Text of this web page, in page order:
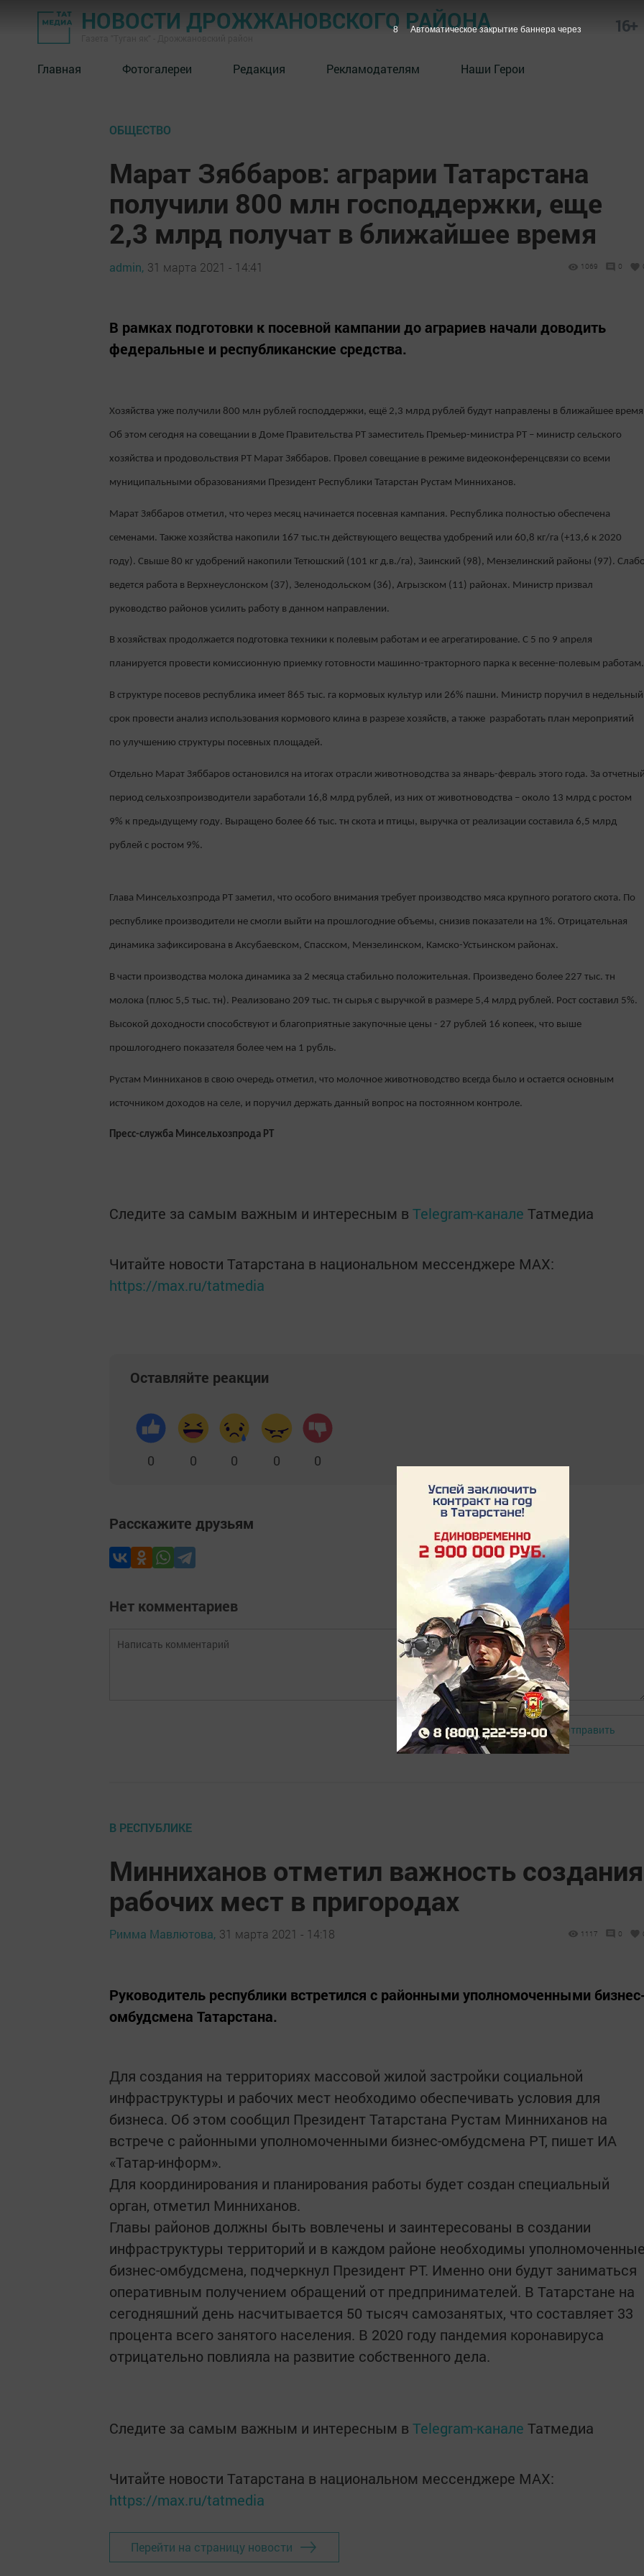
НОВОСТИ ДРОЖЖАНОВСКОГО РАЙОНА 16+
Главная Фотогалереи Редакция Рекламодателям Наши Герои
ОБЩЕСТВО
Марат Зяббаров: аграрии Татарстана
получили 800 млн господдержки, еще
2,3 млрд получат в ближайшее время
admin, 31 марта 2021 - 14:41 1069 0
В рамках подготовки к посевной кампании до аграриев начали доводить
федеральные и республиканские средства.
Хозяйства уже получили 800 млн рублей господдержки, ещё 2,3 млрд рублей будут направлены в ближайшее
Об этом сегодня на совещании в Доме Правительства РТ заместитель Премьер-министра РТ – министр сельского
хозяйства и продовольствия РТ Марат Зяббаров. Провел совещание в режиме видеоконференцсвязи со всеми
муниципальными образованиями Президент Республики Татарстан Рустам Минниханов.
Марат Зяббаров отметил, что через месяц начинается посевная кампания. Республика полностью обеспечена
семенами. Также хозяйства накопили 167 тыс.тн действующего вещества удобрений или 60,8 кг/га (+13,6 к 2020
году). Свыше 80 кг удобрений накопили Тетюшский (101 кг д.в./га), Заинский (98), Мензелинский районы (97).
ведется работа в Верхнеуслонском (37), Зеленодольском (36), Агрызском (11) районах. Министр призвал
руководство районов усилить работу в данном направлении.
В хозяйствах продолжается подготовка техники к полевым работам и ее агрегатирование. С 5 по 9 апреля
планируется провести комиссионную приемку готовности машинно-тракторного парка к весенне-полевым работам.
В структуре посевов республика имеет 865 тыс. га кормовых культур или 26% пашни. Министр поручил в недельный
срок провести анализ использования кормового клина в разрезе хозяйств, а также разработать план мероприятий
по улучшению структуры посевных площадей.
Отдельно Марат Зяббаров остановился на итогах отрасли животноводства за январь-февраль этого года. За
период сельхозпроизводители заработали 16,8 млрд рублей, из них от животноводства – около 13 млрд с ростом
9% к предыдущему году. Выращено более 66 тыс. тн скота и птицы, выручка от реализации составила 6,5 млрд
рублей с ростом 9%.
Глава Минсельхозпрода РТ заметил, что особого внимания требует производство мяса крупного рогатого скота. По
республике производители не смогли выйти на прошлогодние объемы, снизив показатели на 1%. Отрицательная
динамика зафиксирована в Аксубаевском, Спасском, Мензелинском, Камско-Устьинском районах.
В части производства молока динамика за 2 месяца стабильно положительная. Произведено более 227 тыс. тн
молока (плюс 5,5 тыс. тн). Реализовано 209 тыс. тн сырья с выручкой в размере 5,4 млрд рублей. Рост составил 5%.
Высокой доходности способствуют и благоприятные закупочные цены - 27 рублей 16 копеек, что выше
прошлогоднего показателя более чем на 1 рубль.
Рустам Минниханов в свою очередь отметил, что молочное животноводство всегда было и остается основным
источником доходов на селе, и поручил держать данный вопрос на постоянном контроле.
Пресс-служба Минсельхозпрода РТ
Следите за самым важным и интересным в Telegram-канале Татмедиа
Читайте новости Татарстана в национальном мессенджере MАХ:
https://max.ru/tatmedia
Оставляйте реакции
0 0 0 0 0
Расскажите друзьям
Нет комментариев
Авторизоваться Отправить
В РЕСПУБЛИКЕ
Минниханов отметил важность создания
рабочих мест в пригородах
Римма Мавлютова, 31 марта 2021 - 14:18 1117 0
Руководитель республики встретился с районными уполномоченными
омбудсмена Татарстана.
Для создания на территориях массовой жилой застройки социальной
инфраструктуры и рабочих мест необходимо обеспечивать условия для
бизнеса. Об этом сообщил Президент Татарстана Рустам Минниханов на
встрече с районными уполномоченными бизнес-омбудсмена РТ, пишет ИА
«Татар-информ».
Для координирования и планирования работы будет создан специальный
орган, отметил Минниханов.
Главы районов должны быть вовлечены и заинтересованы в создании
инфраструктуры территорий и в каждом районе необходимы
бизнес-омбудсмена, подчеркнул Президент РТ. Именно они будут заниматься
оперативным получением обращений от предпринимателей. В Татарстане на
сегодняшний день насчитывается 50 тысяч самозанятых, что составляет 33
процента всего занятого населения. В 2020 году пандемия коронавируса
отрицательно повлияла на развитие собственного дела.
Следите за самым важным и интересным в Telegram-канале Татмедиа
Читайте новости Татарстана в национальном мессенджере MАХ:
https://max.ru/tatmedia
Перейти на страницу новости
7 Автоматическое закрытие баннера через